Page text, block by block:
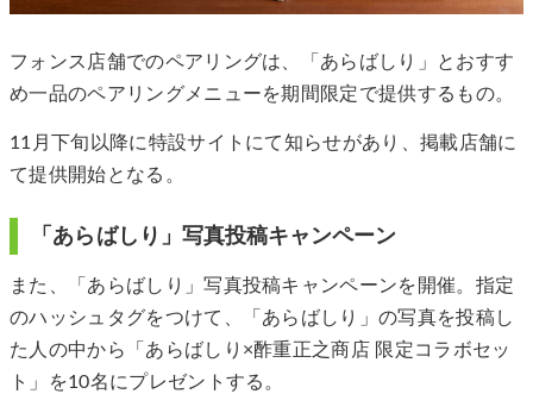
フォンス店舗でのペアリングは、「あらばしり」とおすす
め一品のペアリングメニューを期間限定で提供するもの。
11月下旬以降に特設サイトにて知らせがあり、掲載店舗に
て提供開始となる。
「あらばしり」写真投稿キャンペーン
また、「あらばしり」写真投稿キャンペーンを開催。指定
のハッシュタグをつけて、「あらばしり」の写真を投稿し
た人の中から「あらばしり×酢重正之商店 限定コラボセッ
ト」を10名にプレゼントする。